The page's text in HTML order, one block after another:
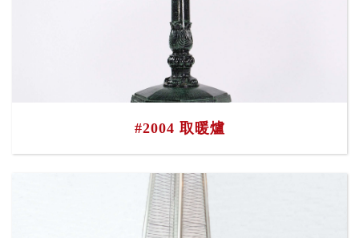
#2004 取暖爐